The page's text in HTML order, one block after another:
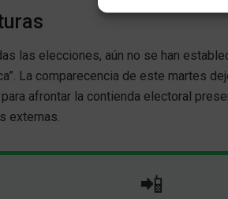
las elecciones, aún no se han
La comparecencia de este martes
afrontar la contienda electoral
externas.
📲